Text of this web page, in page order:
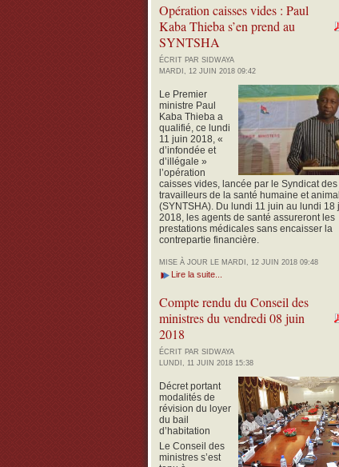
Opération caisses vides : Paul
Kaba Thieba s’en prend au
SYNTSHA
ÉCRIT PAR SIDWAYA
MARDI, 12 JUIN 2018 09:42
Le Premier
ministre Paul
Kaba Thieba a
qualifié, ce lundi
11 juin 2018, «
d’infondée et
d’illégale »
l’opération
caisses vides, lancée par le Syndicat des
travailleurs de la santé humaine et
(SYNTSHA). Du lundi 11 juin au lundi 18
2018, les agents de santé assureront les
prestations médicales sans encaisser la
contrepartie financière.
MISE À JOUR LE MARDI, 12 JUIN 2018 09:48
Lire la suite...
Compte rendu du Conseil des
ministres du vendredi 08 juin
2018
ÉCRIT PAR SIDWAYA
LUNDI, 11 JUIN 2018 15:38
Décret portant
modalités de
révision du loyer
du bail
d’habitation
Le Conseil des
ministres s’est